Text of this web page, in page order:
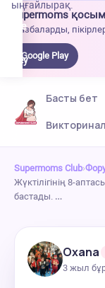
Supermoms
Жазбаларды,
Google Play
ыңғайлырақ.
Басты бет
Supermoms Club›
Жүктілігінің 8-
бастады. …
Oxana
3 жыл